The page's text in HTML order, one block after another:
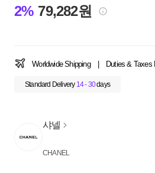
2% 79,282원
Worldwide Shipping Duties & Taxes
Standard Delivery 14 - 30days
샤넬
CHANEL